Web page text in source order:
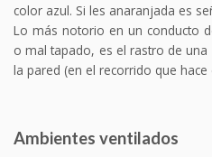
color azul. Si les anaranjada es
Lo más notorio en un conducto
o mal tapado, es el rastro de
la pared (en el recorrido que hace
Ambientes ventilados